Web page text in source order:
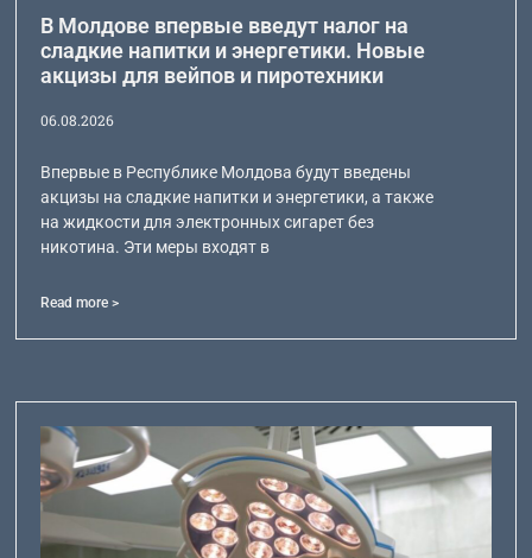
В Молдове впервые введут налог на
сладкие напитки и энергетики. Новые
акцизы для вейпов и пиротехники
06.08.2026
Впервые в Республике Молдова будут введены
акцизы на сладкие напитки и энергетики, а также
на жидкости для электронных сигарет без
никотина. Эти меры входят в
Read more >